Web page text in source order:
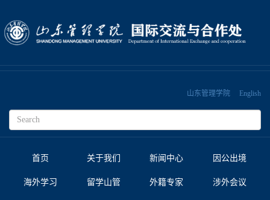
山东管理学院 English
首页 关于我们 新闻中心 因公出境
海外学习 留学山管 外籍专家 涉外会议